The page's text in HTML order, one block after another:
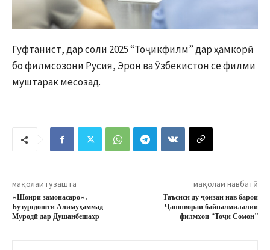
Гуфтанист, дар соли 2025 “Тоҷикфилм” дар ҳамкорӣ
бо филмсозони Русия, Эрон ва Ӯзбекистон се филми
муштарак месозад.
мақолаи гузашта
«Шоири замонасаро».
Бузургдошти Алимуҳаммад
Муродӣ дар Душанбешаҳр
мақолаи навбатӣ
Таъсиси ду ҷоизаи нав барои
Ҷашнвораи байналмилалии
филмҳои “Тоҷи Сомон”